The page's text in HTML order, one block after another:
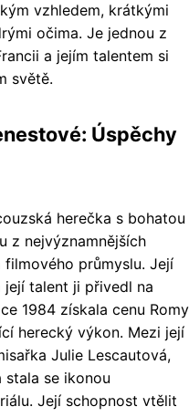
vzhledem, krátkými
očima. Je jednou z
a jejím talentem si
světě.
Úspěchy
herečka s bohatou
z nejvýznamnějších
průmyslu. Její
její talent ji přivedl na
1984 získala cenu Romy
herecký výkon. Mezi její
Julie Lescautová,
se ikonou
Její schopnost vtělit